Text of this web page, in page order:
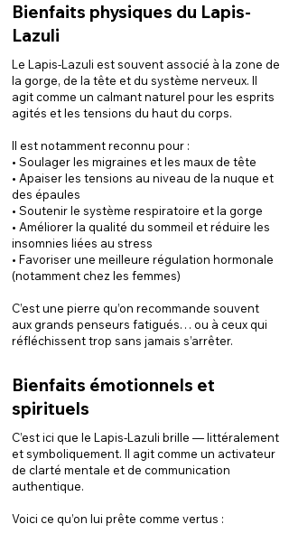
Bienfaits physiques du Lapis-
Lazuli
Le Lapis-Lazuli est souvent associé à la zone de
la gorge, de la tête et du système nerveux. Il
agit comme un calmant naturel pour les esprits
agités et les tensions du haut du corps.
Il est notamment reconnu pour :
• Soulager les migraines et les maux de tête
• Apaiser les tensions au niveau de la nuque et
des épaules
• Soutenir le système respiratoire et la gorge
• Améliorer la qualité du sommeil et réduire les
insomnies liées au stress
• Favoriser une meilleure régulation hormonale
(notamment chez les femmes)
C’est une pierre qu’on recommande souvent
aux grands penseurs fatigués… ou à ceux qui
réfléchissent trop sans jamais s’arrêter.
Bienfaits émotionnels et
spirituels
C’est ici que le Lapis-Lazuli brille — littéralement
et symboliquement. Il agit comme un activateur
de clarté mentale et de communication
authentique.
Voici ce qu’on lui prête comme vertus :